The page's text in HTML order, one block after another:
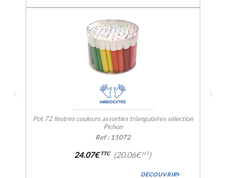
Pot 72 feutres couleurs assorties triangulaires sélection
Pichon
Ref : 11072
24.07€TTC (20.06€HT)
DÉCOUVRIR